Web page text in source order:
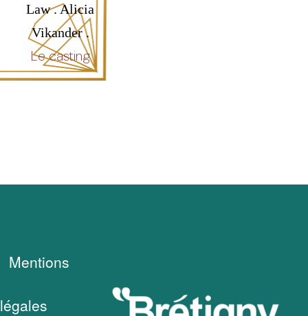
Law . Alicia
Vikander .
Le casting
Mentions
légales